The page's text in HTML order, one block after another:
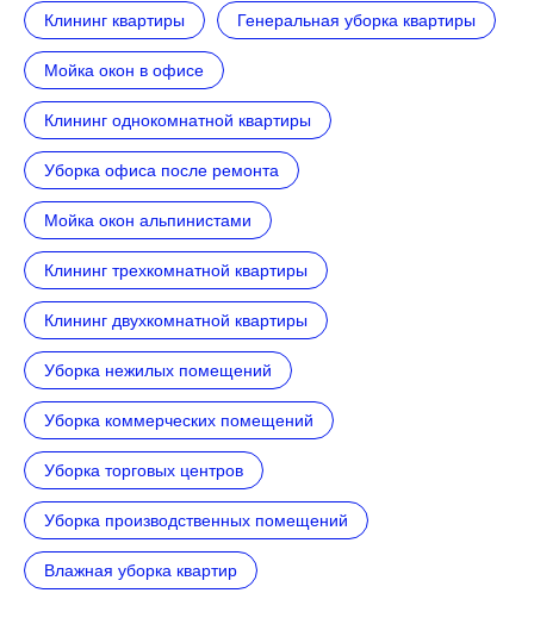
Клининг квартиры Генеральная уборка квартиры
Мойка окон в офисе
Клининг однокомнатной квартиры
Уборка офиса после ремонта
Мойка окон альпинистами
Клининг трехкомнатной квартиры
Клининг двухкомнатной квартиры
Уборка нежилых помещений
Уборка коммерческих помещений
Уборка торговых центров
Уборка производственных помещений
Влажная уборка квартир